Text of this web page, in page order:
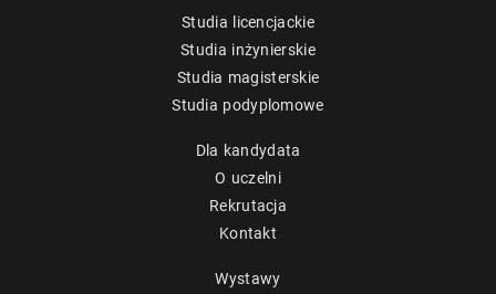
Studia licencjackie
Studia inżynierskie
Studia magisterskie
Studia podyplomowe
Dla kandydata
O uczelni
Rekrutacja
Kontakt
Wystawy